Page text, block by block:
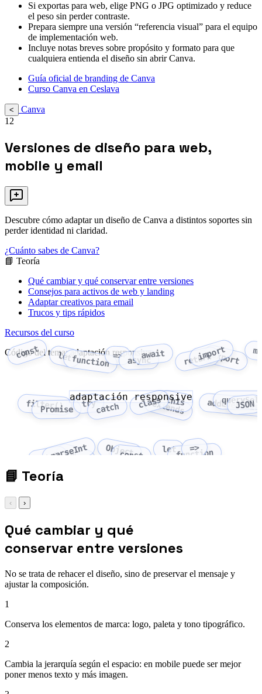
Si exportas para web, elige PNG o JPG optimizado y reduce
el peso sin perder contraste.
Prepara siempre una versión “referencia visual” para el equipo
de implementación web.
Incluye notas breves sobre propósito y formato para que
cualquiera entienda el diseño sin abrir Canva.
Guía oficial de branding de Canva
Curso Canva en Ceslava
<
Canva
12
Versiones de diseño para web,
mobile y email
Descubre cómo adaptar un diseño de Canva a distintos soportes sin
perder identidad ni claridad.
¿Cuánto sabes de Canva?
📘 Teoría
Qué cambiar y qué conservar entre versiones
Consejos para activos de web y landing
Adaptar creativos para email
Trucos y tips rápidos
Recursos del curso
Código del tema: adaptación responsive
const letfunction => asyncawait return
importexport
filter()
Promise
trycatch classextends
this JSON
fetch
parseInt
Array Object
const letfunction
=>
adaptación responsive
📘 Teoría
‹ ›
Qué cambiar y qué
conservar entre versiones
No se trata de rehacer el diseño, sino de preservar el mensaje y
ajustar la composición.
1
Conserva los elementos de marca: logo, paleta y tono tipográfico.
2
Cambia la jerarquía según el espacio: en mobile puede ser mejor
poner menos texto y más imagen.